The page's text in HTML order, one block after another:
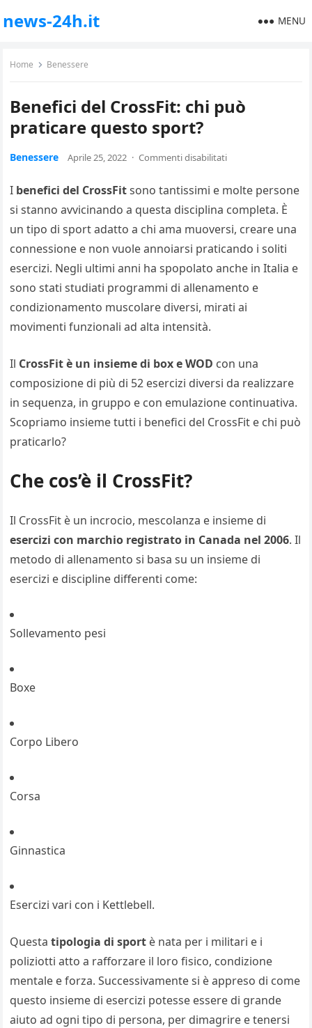
news-24h.it MENU
Home Benessere
Benefici del CrossFit: chi può
praticare questo sport?
Benessere Aprile 25, 2022 · Commenti disabilitati
I benefici del CrossFitsono tantissimi e molte persone
si stanno avvicinando a questa disciplina completa. È
un tipo di sport adatto a chi ama muoversi, creare una
connessione e non vuole annoiarsi praticando i soliti
esercizi. Negli ultimi anni ha spopolato anche in Italia e
sono stati studiati programmi di allenamento e
condizionamento muscolare diversi, mirati ai
movimenti funzionali ad alta intensità.
Il CrossFit è un insieme di box e WOD con una
composizione di più di 52 esercizi diversi da realizzare
in sequenza, in gruppo e con emulazione continuativa.
Scopriamo insieme tutti i benefici del CrossFit e chi può
praticarlo?
Che cos’è il CrossFit?
Il CrossFit è un incrocio, mescolanza e insieme di
esercizi con marchio registrato in Canada nel 2006. Il
metodo di allenamento si basa su un insieme di
esercizi e discipline differenti come:
Sollevamento pesi
Boxe
Corpo Libero
Corsa
Ginnastica
Esercizi vari con i Kettlebell.
Questa tipologia di sport è nata per i militari e i
poliziotti atto a rafforzare il loro fisico, condizione
mentale e forza. Successivamente si è appreso di come
questo insieme di esercizi potesse essere di grande
aiuto ad ogni tipo di persona, per dimagrire e tenersi